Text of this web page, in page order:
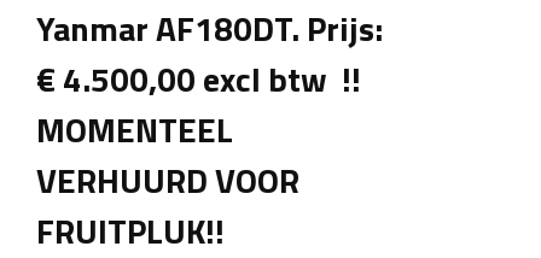
Yanmar AF180DT. Prijs:
€ 4.500,00 excl btw !!
MOMENTEEL
VERHUURD VOOR
FRUITPLUK!!